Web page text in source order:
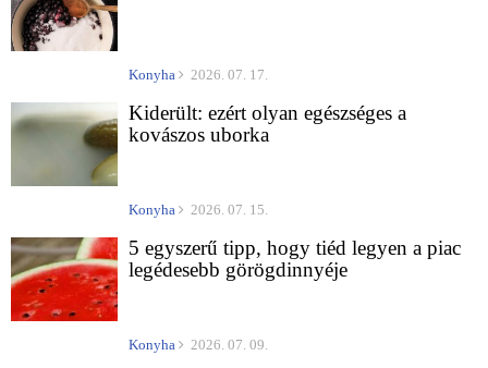
Konyha 2026. 07. 17.
Kiderült: ezért olyan egészséges a
kovászos uborka
Konyha 2026. 07. 15.
5 egyszerű tipp, hogy tiéd legyen a piac
legédesebb görögdinnyéje
Konyha 2026. 07. 09.